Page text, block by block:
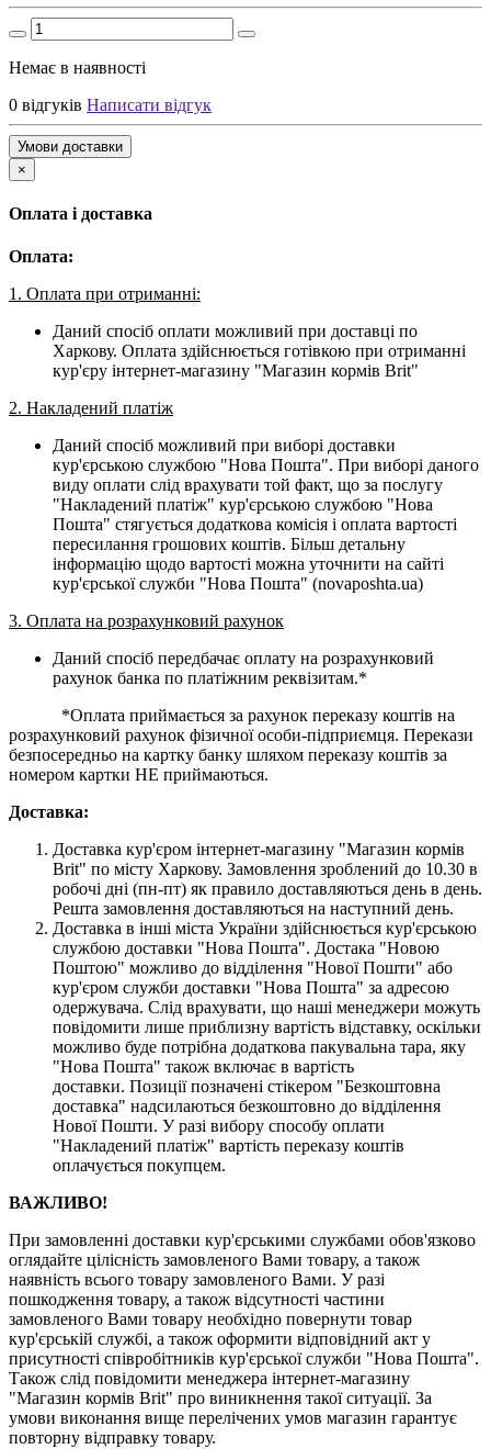
Немає в наявності
0 відгуків Написати відгук
Умови доставки
×
Оплата і доставка
Оплата:
1. Оплата при отриманні:
Даний спосіб оплати можливий при доставці по
Харкову. Оплата здійснюється готівкою при отриманні
кур'єру інтернет-магазину "Магазин кормів Brit"
2. Накладений платіж
Даний спосіб можливий при виборі доставки
кур'єрською службою "Нова Пошта". При виборі даного
виду оплати слід врахувати той факт, що за послугу
"Накладений платіж" кур'єрською службою "Нова
Пошта" стягується додаткова комісія і оплата вартості
пересилання грошових коштів. Більш детальну
інформацію щодо вартості можна уточнити на сайті
кур'єрської служби "Нова Пошта" (novaposhta.ua)
3. Оплата на розрахунковий рахунок
Даний спосіб передбачає оплату на розрахунковий
рахунок банка по платіжним реквізитам.*
*Оплата приймається за рахунок переказу коштів на
розрахунковий рахунок фізичної особи-підприємця. Перекази
безпосередньо на картку банку шляхом переказу коштів за
номером картки НЕ приймаються.
Доставка:
Доставка кур'єром інтернет-магазину "Магазин кормів
Brit" по місту Харкову. Замовлення зроблений до 10.30 в
робочі дні (пн-пт) як правило доставляються день в день.
Решта замовлення доставляються на наступний день.
Доставка в інші міста України здійснюється кур'єрською
службою доставки "Нова Пошта". Достака "Новою
Поштою" можливо до відділення "Нової Пошти" або
кур'єром служби доставки "Нова Пошта" за адресою
одержувача. Слід врахувати, що наші менеджери можуть
повідомити лише приблизну вартість відставку, оскільки
можливо буде потрібна додаткова пакувальна тара, яку
"Нова Пошта" також включає в вартість
доставки. Позиції позначені стікером "Безкоштовна
доставка" надсилаються безкоштовно до відділення
Нової Пошти. У разі вибору способу оплати
"Накладений платіж" вартість переказу коштів
оплачується покупцем.
ВАЖЛИВО!
При замовленні доставки кур'єрськими службами обов'язково
оглядайте цілісність замовленого Вами товару, а також
наявність всього товару замовленого Вами. У разі
пошкодження товару, а також відсутності частини
замовленого Вами товару необхідно повернути товар
кур'єрській службі, а також оформити відповідний акт у
присутності співробітників кур'єрської служби "Нова Пошта".
Також слід повідомити менеджера інтернет-магазину
"Магазин кормів Brit" про виникнення такої ситуації. За
умови виконання вище перелічених умов магазин гарантує
повторну відправку товару.